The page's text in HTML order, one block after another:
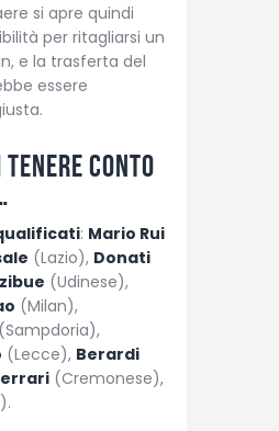
si apre quindi
per ritagliarsi un
e la trasferta del
essere
tenere conto
: Mario Rui
(Lazio), Donati
(Udinese),
(Milan),
(Sampdoria),
(Lecce), Berardi
(Cremonese),